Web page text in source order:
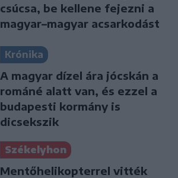
csúcsa, be kellene fejezni a
magyar–magyar acsarkodást
Krónika
A magyar dízel ára jócskán a
románé alatt van, és ezzel a
budapesti kormány is
dicsekszik
Székelyhon
Mentőhelikopterrel vitték